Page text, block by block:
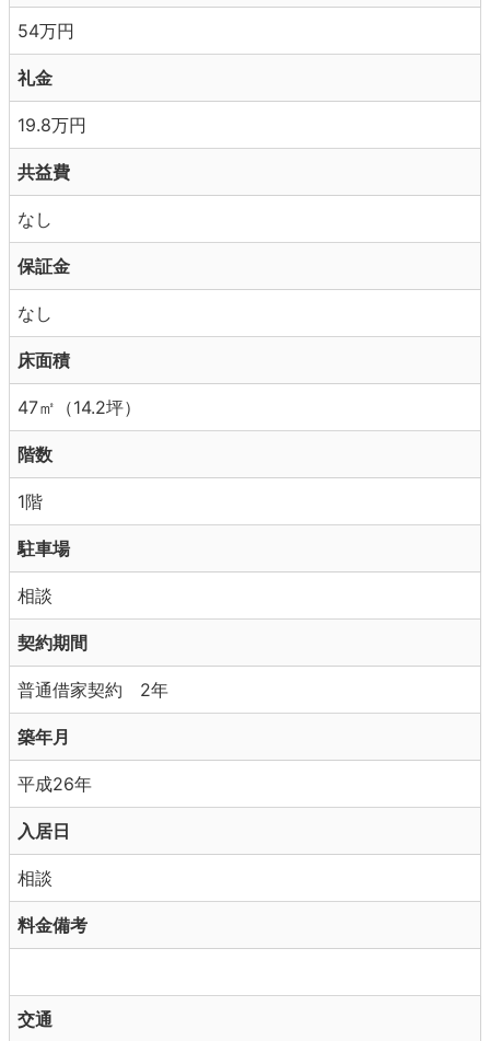
54万円
礼金
19.8万円
共益費
なし
保証金
なし
床面積
47㎡（14.2坪）
階数
1階
駐車場
相談
契約期間
普通借家契約 2年
築年月
平成26年
入居日
相談
料金備考
交通